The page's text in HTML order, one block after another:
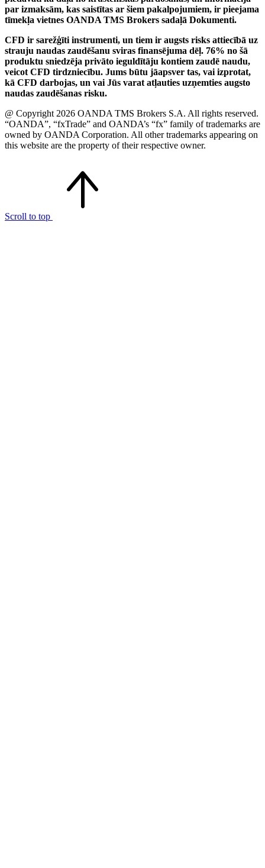
par izmaksām, kas saistītas ar šiem pakalpojumiem, ir pieejama
tīmekļa vietnes OANDA TMS Brokers sadaļā Dokumenti.
CFD ir sarežģīti instrumenti, un tiem ir augsts risks attiecībā uz
strauju naudas zaudēšanu sviras finansējuma dēļ. 76% no šā
produktu sniedzēja privāto ieguldītāju kontiem zaudē naudu,
veicot CFD tirdzniecību. Jums būtu jāapsver tas, vai izprotat,
kā CFD darbojas, un vai Jūs varat atļauties uzņemties augsto
naudas zaudēšanas risku.
@ Copyright 2026 OANDA TMS Brokers S.A. All rights reserved.
“OANDA”, “fxTrade” and OANDA’s “fx” family of trademarks are
owned by OANDA Corporation. All other trademarks appearing on
this website are the property of their respective owner.
Scroll to top